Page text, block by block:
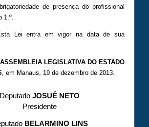
de presença do profissional
1.º.
Lei entra em vigor na data de sua
LEGISLATIVA DO ESTADO
, em Manaus, 19 de dezembro de 2013.
Deputado JOSUÉ NETO
Presidente
BELARMINO LINS